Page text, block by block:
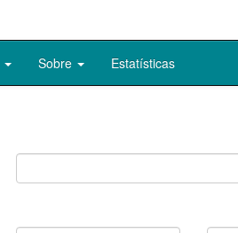
Sobre Estatísticas